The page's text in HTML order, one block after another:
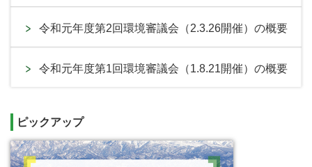
令和元年度第2回環境審議会（2.3.26開催）の概要
令和元年度第1回環境審議会（1.8.21開催）の概要
ピックアップ